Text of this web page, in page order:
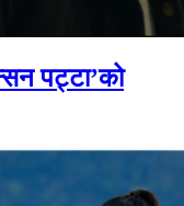
पट्टा’को